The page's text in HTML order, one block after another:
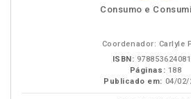
Disponível
Consumo e
Coordenador: Carlyle
ISBN:
Páginas: 188
Publicado em: 04/02/